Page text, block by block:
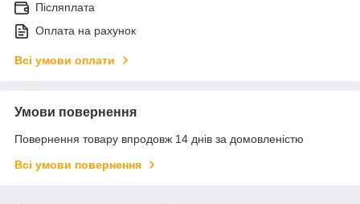
Післяплата
Оплата на рахунок
Всі умови оплати
Умови повернення
Повернення товару впродовж 14 днів за домовленістю
Всі умови повернення